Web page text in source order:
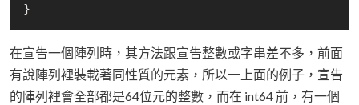
在宣告一個陣列時，其方法跟宣告整數或字串差不多，前面
有說陣列裡裝載著同性質的元素，所以一上面的例子，宣告
的陣列裡會全部都是64位元的整數，而在 int64 前，有一個